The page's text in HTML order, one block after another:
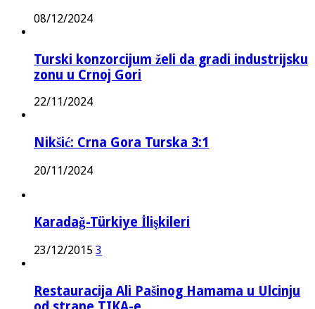
08/12/2024
Turski konzorcijum želi da gradi industrijsku
zonu u Crnoj Gori
22/11/2024
Nikšić: Crna Gora Turska 3:1
20/11/2024
Karadağ-Türkiye İlişkileri
23/12/2015 3
Restauracija Ali Pašinog Hamama u Ulcinju